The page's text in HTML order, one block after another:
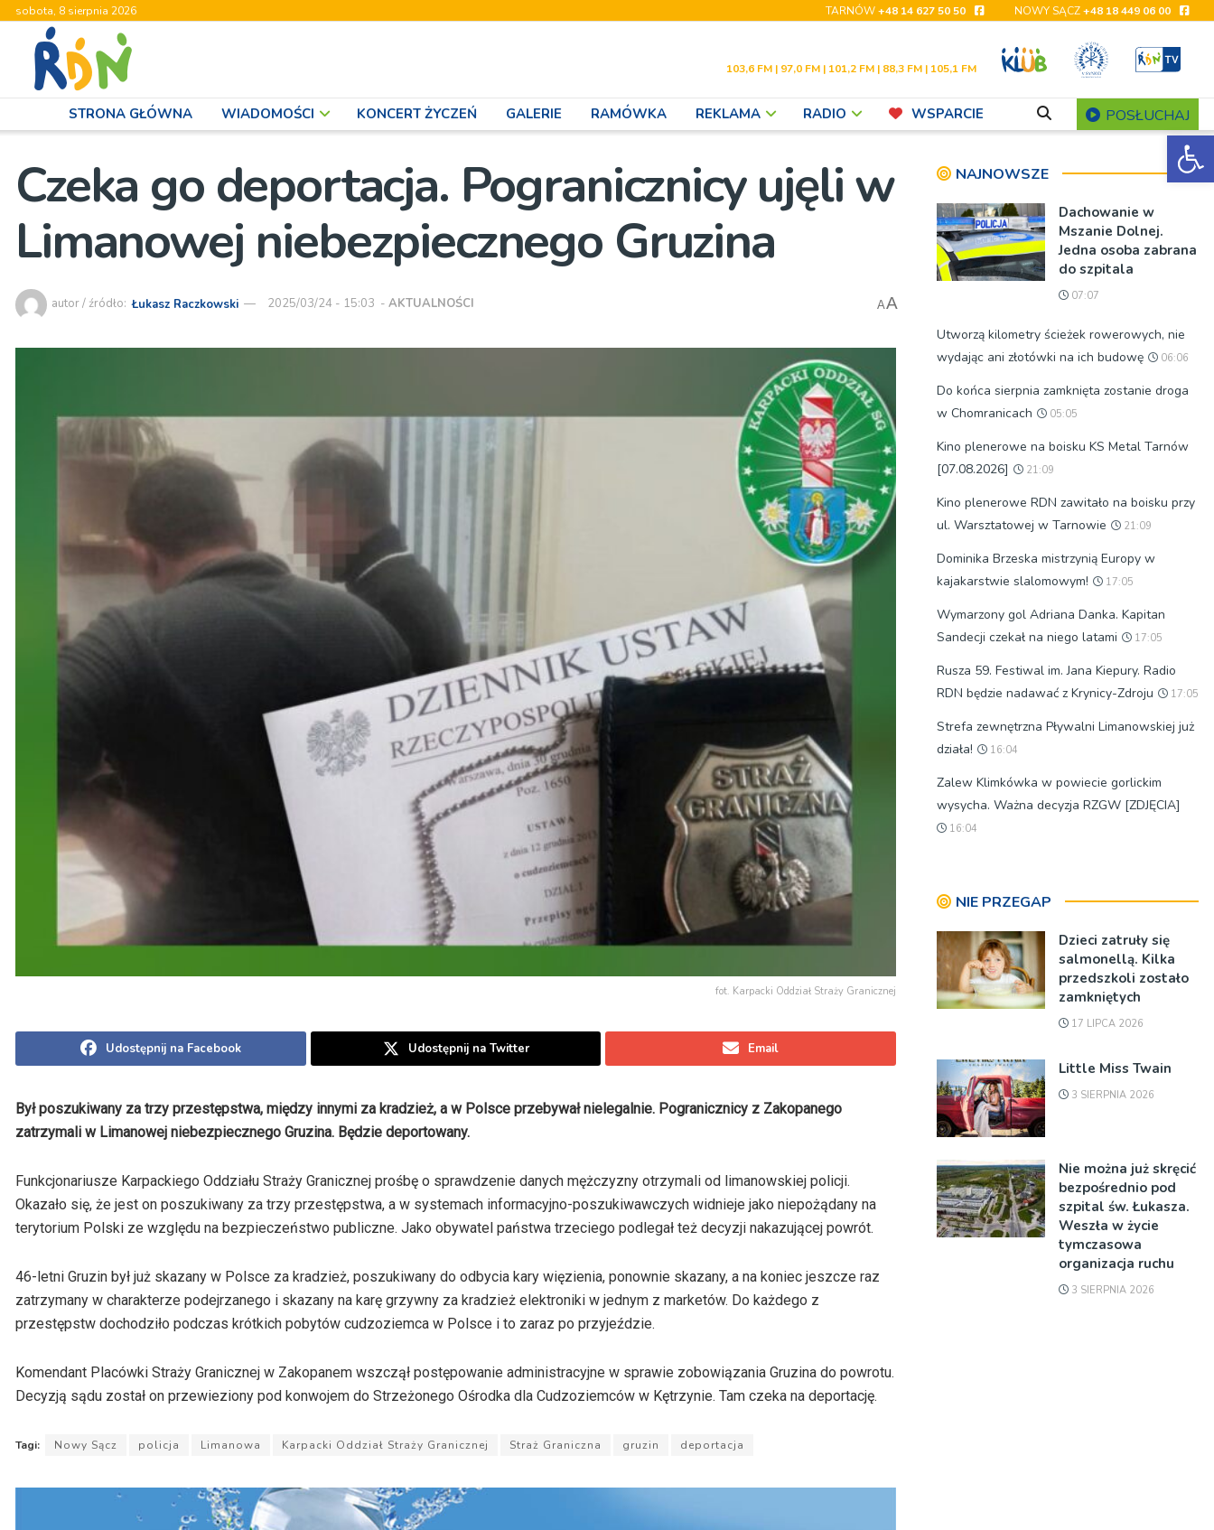
sobota, 8 sierpnia 2026 TARNÓW+48 14 627 50 50 NOWY SĄCZ+48 18 449 06 00
103,6 FM | 97,0 FM | 101,2 FM | 88,3 FM | 105,1 FM
STRONA GŁÓWNA WIADOMOŚCI KONCERT ŻYCZEŃ GALERIE RAMÓWKA REKLAMA RADIO WSPARCIE POSŁUCHAJ
Czeka go deportacja. Pogranicznicy ujęli w
Limanowej niebezpiecznego Gruzina
autor / źródło: Łukasz Raczkowski 2025/03/24 - 15:03 - AKTUALNOŚCI AA
fot. Karpacki Oddział Straży Granicznej
Udostępnij na Facebook Udostępnij na Twitter Email
Był poszukiwany za trzy przestępstwa, między innymi za kradzież, a w Polsce przebywał nielegalnie. Pogranicznicy z Zakopanego
zatrzymali w Limanowej niebezpiecznego Gruzina. Będzie deportowany.
Funkcjonariusze Karpackiego Oddziału Straży Granicznej prośbę o sprawdzenie danych mężczyzny otrzymali od limanowskiej policji.
Okazało się, że jest on poszukiwany za trzy przestępstwa, a w systemach informacyjno-poszukiwawczych widnieje jako niepożądany na
terytorium Polski ze względu na bezpieczeństwo publiczne. Jako obywatel państwa trzeciego podlegał też decyzji nakazującej powrót.
46-letni Gruzin był już skazany w Polsce za kradzież, poszukiwany do odbycia kary więzienia, ponownie skazany, a na koniec jeszcze raz
zatrzymany w charakterze podejrzanego i skazany na karę grzywny za kradzież elektroniki w jednym z marketów. Do każdego z
przestępstw dochodziło podczas krótkich pobytów cudzoziemca w Polsce i to zaraz po przyjeździe.
Komendant Placówki Straży Granicznej w Zakopanem wszczął postępowanie administracyjne w sprawie zobowiązania Gruzina do powrotu.
Decyzją sądu został on przewieziony pod konwojem do Strzeżonego Ośrodka dla Cudzoziemców w Kętrzynie. Tam czeka na deportację.
Tagi: Nowy Sącz policja Limanowa Karpacki Oddział Straży Granicznej Straż Graniczna gruzin deportacja
NAJNOWSZE
Dachowanie w
Mszanie Dolnej.
Jedna osoba zabrana
do szpitala
07:07
Utworzą kilometry ścieżek rowerowych, nie
wydając ani złotówki na ich budowę
06:06
Do końca sierpnia zamknięta zostanie droga
w Chomranicach
05:05
Kino plenerowe na boisku KS Metal Tarnów
[07.08.2026]
21:09
Kino plenerowe RDN zawitało na boisku przy
ul. Warsztatowej w Tarnowie
21:09
Dominika Brzeska mistrzynią Europy w
kajakarstwie slalomowym!
17:05
Wymarzony gol Adriana Danka. Kapitan
Sandecji czekał na niego latami
17:05
Rusza 59. Festiwal im. Jana Kiepury. Radio
RDN będzie nadawać z Krynicy-Zdroju
17:05
Strefa zewnętrzna Pływalni Limanowskiej już
działa!
16:04
Zalew Klimkówka w powiecie gorlickim
wysycha. Ważna decyzja RZGW [ZDJĘCIA]
16:04
NIE PRZEGAP
Dzieci zatruły się
salmonellą. Kilka
przedszkoli zostało
zamkniętych
17 LIPCA 2026
Little Miss Twain
3 SIERPNIA 2026
Nie można już skręcić
bezpośrednio pod
szpital św. Łukasza.
Weszła w życie
tymczasowa
organizacja ruchu
3 SIERPNIA 2026